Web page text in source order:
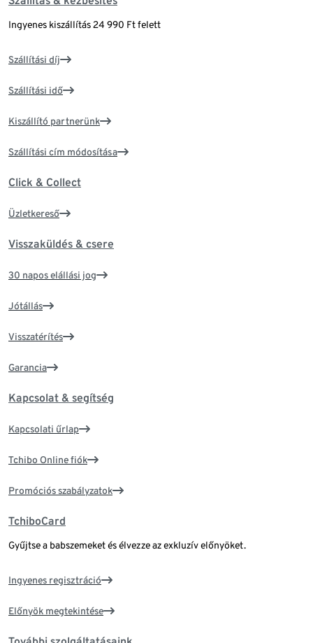
Ingyenes kiszállítás 24 990 Ft felett
Szállítási díj
Szállítási idő
Kiszállító partnerünk
Szállítási cím módosítása
Click & Collect
Üzletkereső
Visszaküldés & csere
30 napos elállási jog
Jótállás
Visszatérítés
Garancia
Kapcsolat & segítség
Kapcsolati űrlap
Tchibo Online fiók
Promóciós szabályzatok
TchiboCard
Gyűjtse a babszemeket és élvezze az exkluzív előnyöket.
Ingyenes regisztráció
Előnyök megtekintése